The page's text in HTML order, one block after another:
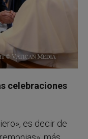
celebraciones
es decir de